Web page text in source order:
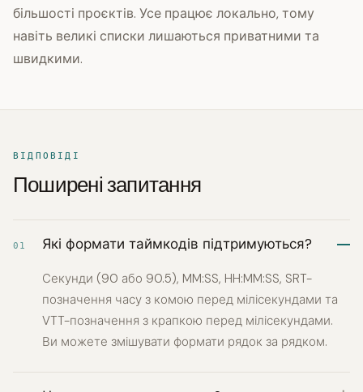
більшості проєктів. Усе працює локально, тому
навіть великі списки лишаються приватними та
швидкими.
ВІДПОВІДІ
Поширені запитання
01 Які формати таймкодів підтримуються?
Секунди (90 або 90.5), MM:SS, HH:MM:SS, SRT-
позначення часу з комою перед мілісекундами та
VTT-позначення з крапкою перед мілісекундами.
Ви можете змішувати формати рядок за рядком.